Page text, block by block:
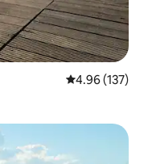
औसत रेटिंग 5 में से
4.96 (137)